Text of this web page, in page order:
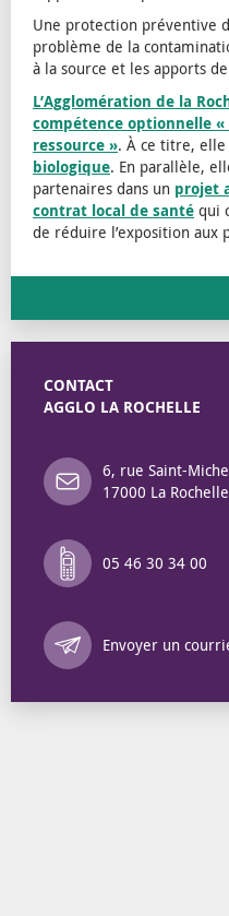
Une protection préventive
problème de la
à la source et les apports
L’Agglomération de la
compétence optionnelle
ressource ». À ce titre, elle
biologique. En parallèle,
partenaires dans un projet
contrat local de santé qui
de réduire l’exposition aux
CONTACT
AGGLO LA ROCHELLE
6, rue Saint-
17000 La Rochelle
05 46 30 34 00
Envoyer un